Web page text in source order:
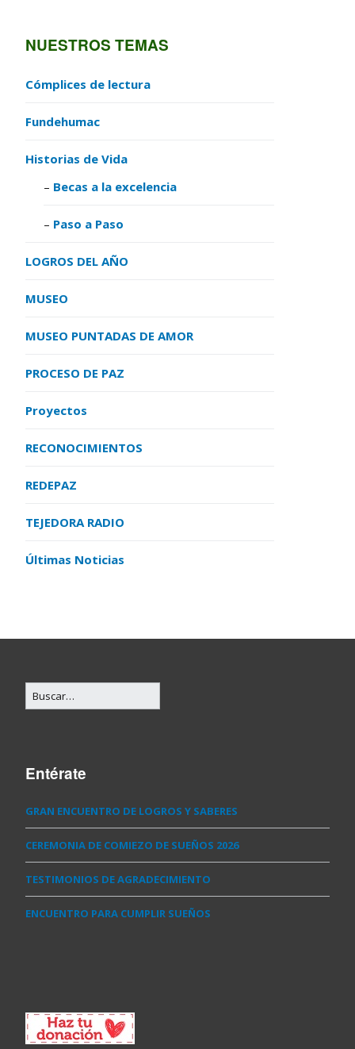
NUESTROS TEMAS
Cómplices de lectura
Fundehumac
Historias de Vida
Becas a la excelencia
Paso a Paso
LOGROS DEL AÑO
MUSEO
MUSEO PUNTADAS DE AMOR
PROCESO DE PAZ
Proyectos
RECONOCIMIENTOS
REDEPAZ
TEJEDORA RADIO
Últimas Noticias
Entérate
GRAN ENCUENTRO DE LOGROS Y SABERES
CEREMONIA DE COMIEZO DE SUEÑOS 2026
TESTIMONIOS DE AGRADECIMIENTO
ENCUENTRO PARA CUMPLIR SUEÑOS